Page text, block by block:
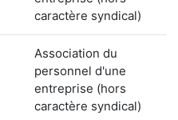
caractère syndical)
Association du
personnel d'une
entreprise (hors
caractère syndical)